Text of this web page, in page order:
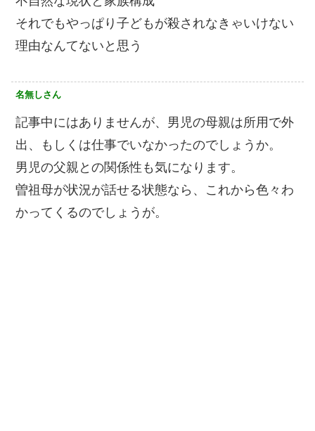
それでもやっぱり子どもが殺されなきゃいけない
理由なんてないと思う
名無しさん
記事中にはありませんが、男児の母親は所用で外
出、もしくは仕事でいなかったのでしょうか。
男児の父親との関係性も気になります。
曽祖母が状況が話せる状態なら、これから色々わ
かってくるのでしょうが。